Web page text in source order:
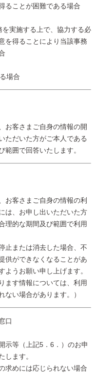
ることが困難である場合
実施する上で、協力する必
を得ることにより当該事務
場合
お客さまご自身の情報の開
ただいた方がご本人である
範囲で回答いたします。
お客さまご自身の情報の利
は、お申し出いただいた方
理的な期間及び範囲で利用
止または消去した場合、不
供ができなくなることがあ
ようお願い申し上げます。
ます情報については、利用
ない場合があります。）
口
示等（上記5．6．）のお申
します。
求めには応じられない場合